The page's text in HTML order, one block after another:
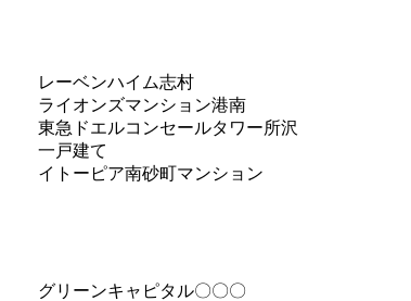
ベンハイム志村
オンズマンション港南
ドエルコンセールタワー所沢
戸建て
ーピア南砂町マンション
ーンキャピタル〇〇〇